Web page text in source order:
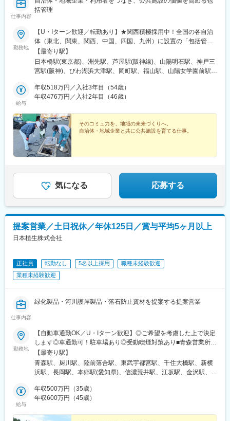
仕事内容
括管理
勤務地
【U・Iターン歓迎／転勤あり】★関西積極採用中！全国の各自治
体（東北、関東、関西、中国、四国、九州）に設置の「包括管理
センター」※入社から1年程度（案件受託状況及び業務評価によ
る）はご自宅から通える範囲の現場にてお仕事に慣れていただき
ます。※その後の勤務エリアは希望を考慮した上で決定します。※
東北：岩手県（奥州市）関東：東京都（日野市）、神奈川県（厚
木市）、埼玉県（本庄市、熊谷市）、千葉県（山武市、市原市、
部：愛知県（東郷町）、富山県（南砺市）近畿：兵庫県（西宮
市、芦屋市、明石市）、滋賀県（大津市）、大阪府（豊中市）、
奈良県（生駒市、上牧町）中国：広島県（福山市、廿日市市）、
山口県（岩国市）九州：熊本県（熊本市、人吉市、荒尾市）、福
岡県（宗像市・福岡市）など※受動喫煙対策について：原則禁煙
【最寄り駅】
日本橋駅(東京都)、洲先駅、芦屋駅(阪神線)、山陽明石駅、神戸三
宮駅(阪神)、びわ湖浜大津駅、岡町駅、福山駅、山陽女学園前駅、
(東京都)、愛宕駅(千葉県)、五井駅、三越前駅、東鳴尾駅、芦屋駅
(東海道本線)、明石駅、三宮駅(神戸新交通)、三井寺駅、東京駅、
給与
年収518万円／入社3年目（54歳）
年収476万円／入社2年目（46歳）
そのコミュ力を、地域の未来づくりへ。
自治体・地域企業と共に公共施設を育てる仕事。
気になる 応募する
提案営業／土日祝休／年休125日／賞与平均5ヶ月以上
日本植生株式会社
正社員 転勤なし 5名以上採用
職種未経験歓迎
業種未経験歓迎
仕事内容
緑化製品・河川護岸製品・落石防止資材を提案する提案営業
勤務地
【自動車通勤OK／U・Iターン歓迎】◎ご希望を考慮した上で決定
します◎車通勤可！駐車場あり◎受動喫煙対策あり■青森営業所／
青森市長島2-19-11 シンドウ柳町ビル■盛岡営業所／盛岡市みたけ
3-19-30 パークサイドビルド203号■仙台営業所／仙台市青葉区
栗生4丁目5-3■栃木営業所／宇都宮市野沢町45-36■東京営業所／
北区新横浜2-7-4 フジビル7F■新潟営業所／長岡市幸町3-6-1 サン
ワビル■名古屋営業所／名古屋市名東区藤森2丁目18■長野営業所
町1-14-33 TCSビル3F-A号室■金沢営業所／金沢市元菊町21-87
【最寄り駅】
青森駅、厨川駅、陸前落合駅、東武宇都宮駅、千住大橋駅、新横
浜駅、長岡駅、本郷駅(愛知県)、信濃荒井駅、江坂駅、金沢駅、佐
駅、北鉄金沢駅、中筋駅
給与
年収500万円（35歳）
年収600万円（45歳）